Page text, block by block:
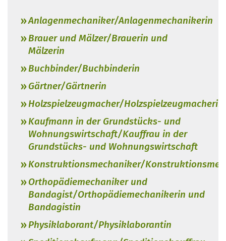
Anlagenmechaniker/Anlagenmechanikerin
Brauer und Mälzer/Brauerin und
Mälzerin
Buchbinder/Buchbinderin
Gärtner/Gärtnerin
Holzspielzeugmacher/Holzspielzeugmacherin
Kaufmann in der Grundstücks- und
Wohnungswirtschaft/Kauffrau in der
Grundstücks- und Wohnungswirtschaft
Konstruktionsmechaniker/
Orthopädiemechaniker und
Bandagist/Orthopädiemechanikerin und
Bandagistin
Physiklaborant/Physiklaborantin